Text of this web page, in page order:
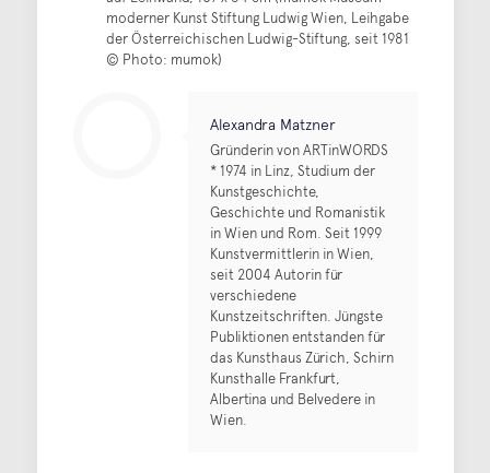
moderner Kunst Stiftung Ludwig Wien, Leihgabe
der Österreichischen Ludwig-Stiftung, seit 1981
© Photo: mumok)
Alexandra Matzner
Gründerin von ARTinWORDS
* 1974 in Linz, Studium der
Kunstgeschichte,
Geschichte und Romanistik
in Wien und Rom. Seit 1999
Kunstvermittlerin in Wien,
seit 2004 Autorin für
verschiedene
Kunstzeitschriften. Jüngste
Publiktionen entstanden für
das Kunsthaus Zürich, Schirn
Kunsthalle Frankfurt,
Albertina und Belvedere in
Wien.